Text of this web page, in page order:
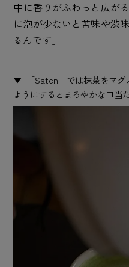
中に香りがふわっと広が
に泡が少ないと苦味や渋
るんです」
「Saten」では抹茶をマ
ようにするとまろやかな口当